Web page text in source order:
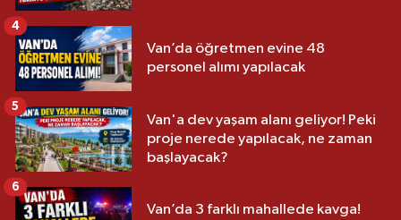
Van’da öğretmen evine 48
personel alımı yapılacak
4
Van'a dev yaşam alanı geliyor! Peki
proje nerede yapılacak, ne zaman
başlayacak?
5
Van’da 3 farklı mahallede kavga!
6